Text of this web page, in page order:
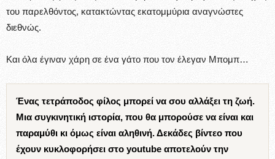
του παρελθόντος, κατακτώντας εκατομμύρια αναγνώστες
διεθνώς.
Και όλα έγιναν χάρη σε ένα γάτο που τον έλεγαν Μπομπ…
Ένας τετράποδος φίλος μπορεί να σου αλλάξει τη ζωή.
Μια συγκινητική ιστορία, που θα μπορούσε να είναι και
παραμύθι κι όμως είναι αληθινή. Δεκάδες βίντεο που
έχουν κυκλοφορήσει στο youtube αποτελούν την